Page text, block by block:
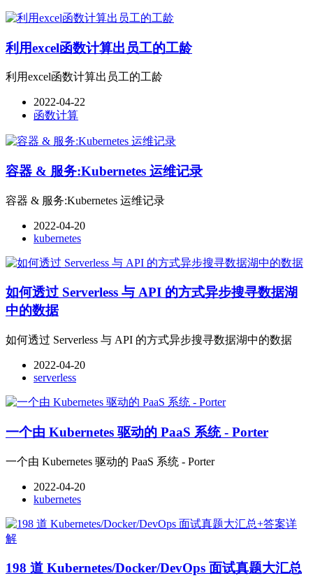
利用excel函数计算出员工的工龄
利用excel函数计算出员工的工龄
2022-04-22
函数计算
容器 & 服务:Kubernetes 运维记录
容器 & 服务:Kubernetes 运维记录
2022-04-20
kubernetes
如何透过 Serverless 与 API 的方式异步搜寻数据湖
中的数据
如何透过 Serverless 与 API 的方式异步搜寻数据湖中的数据
2022-04-20
serverless
一个由 Kubernetes 驱动的 PaaS 系统 - Porter
一个由 Kubernetes 驱动的 PaaS 系统 - Porter
2022-04-20
kubernetes
198 道 Kubernetes/Docker/DevOps 面试真题大汇总